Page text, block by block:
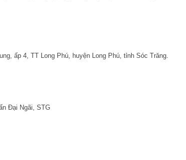
ấp 4, TT Long Phú, huyện Long Phú, tỉnh Sóc Trăng.
Đại Ngãi, STG